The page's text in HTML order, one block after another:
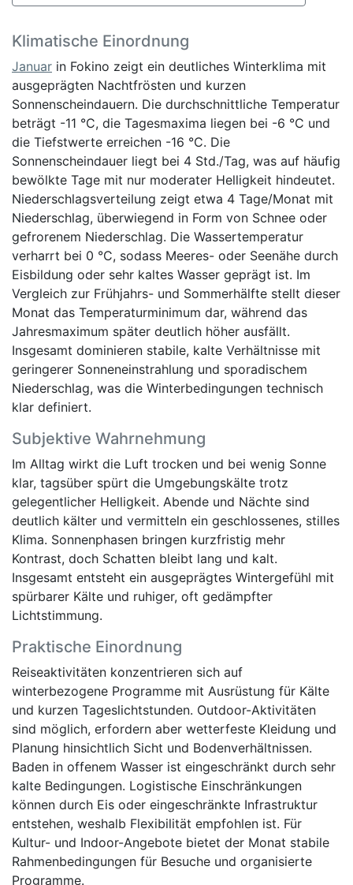
Klimatische Einordnung
Januar in Fokino zeigt ein deutliches Winterklima mit
ausgeprägten Nachtfrösten und kurzen
Sonnenscheindauern. Die durchschnittliche Temperatur
beträgt -11 °C, die Tagesmaxima liegen bei -6 °C und
die Tiefstwerte erreichen -16 °C. Die
Sonnenscheindauer liegt bei 4 Std./Tag, was auf häufig
bewölkte Tage mit nur moderater Helligkeit hindeutet.
Niederschlagsverteilung zeigt etwa 4 Tage/Monat mit
Niederschlag, überwiegend in Form von Schnee oder
gefrorenem Niederschlag. Die Wassertemperatur
verharrt bei 0 °C, sodass Meeres- oder Seenähe durch
Eisbildung oder sehr kaltes Wasser geprägt ist. Im
Vergleich zur Frühjahrs- und Sommerhälfte stellt dieser
Monat das Temperaturminimum dar, während das
Jahresmaximum später deutlich höher ausfällt.
Insgesamt dominieren stabile, kalte Verhältnisse mit
geringerer Sonneneinstrahlung und sporadischem
Niederschlag, was die Winterbedingungen technisch
klar definiert.
Subjektive Wahrnehmung
Im Alltag wirkt die Luft trocken und bei wenig Sonne
klar, tagsüber spürt die Umgebungskälte trotz
gelegentlicher Helligkeit. Abende und Nächte sind
deutlich kälter und vermitteln ein geschlossenes, stilles
Klima. Sonnenphasen bringen kurzfristig mehr
Kontrast, doch Schatten bleibt lang und kalt.
Insgesamt entsteht ein ausgeprägtes Wintergefühl mit
spürbarer Kälte und ruhiger, oft gedämpfter
Lichtstimmung.
Praktische Einordnung
Reiseaktivitäten konzentrieren sich auf
winterbezogene Programme mit Ausrüstung für Kälte
und kurzen Tageslichtstunden. Outdoor-Aktivitäten
sind möglich, erfordern aber wetterfeste Kleidung und
Planung hinsichtlich Sicht und Bodenverhältnissen.
Baden in offenem Wasser ist eingeschränkt durch sehr
kalte Bedingungen. Logistische Einschränkungen
können durch Eis oder eingeschränkte Infrastruktur
entstehen, weshalb Flexibilität empfohlen ist. Für
Kultur- und Indoor-Angebote bietet der Monat stabile
Rahmenbedingungen für Besuche und organisierte
Programme.